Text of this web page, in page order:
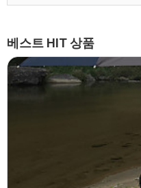
베스트 HIT 상품